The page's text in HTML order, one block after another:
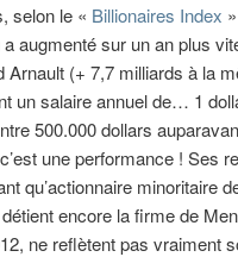
selon le « Billionaires Index
augmenté sur un an plus
Arnault (+ 7,7 milliards à la
un salaire annuel de… 1
500.000 dollars
une performance ! Ses
qu’actionnaire minoritaire
encore la firme de
ne reflètent pas vraiment